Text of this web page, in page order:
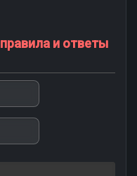
правила и ответы